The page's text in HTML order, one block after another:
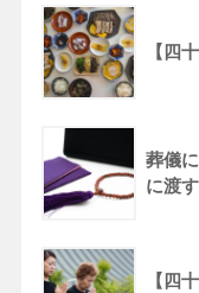
【四
葬儀
に渡
【四